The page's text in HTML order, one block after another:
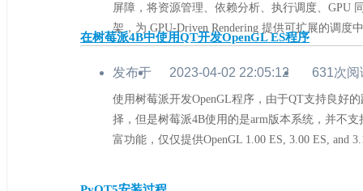
屏障，将资源管理、依赖分析、执行调度、GPU
架，为 GPU-Driven Rendering 提供可扩展的调度
在树莓派4B中使用QT开发OpenGL ES程序
发布于 2023-04-02 22:05:12 631次阅
使用树莓派开发OpenGL程序，由于QT支持良好
择，但是树莓派4B使用的是arm版本系统，并不
富功能，仅仅提供OpenGL 1.00 ES, 3.00 ES, and